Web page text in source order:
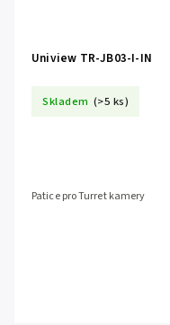
Uniview TR-JB03-I-IN
Skladem (>5 ks)
Patice pro Turret kamery